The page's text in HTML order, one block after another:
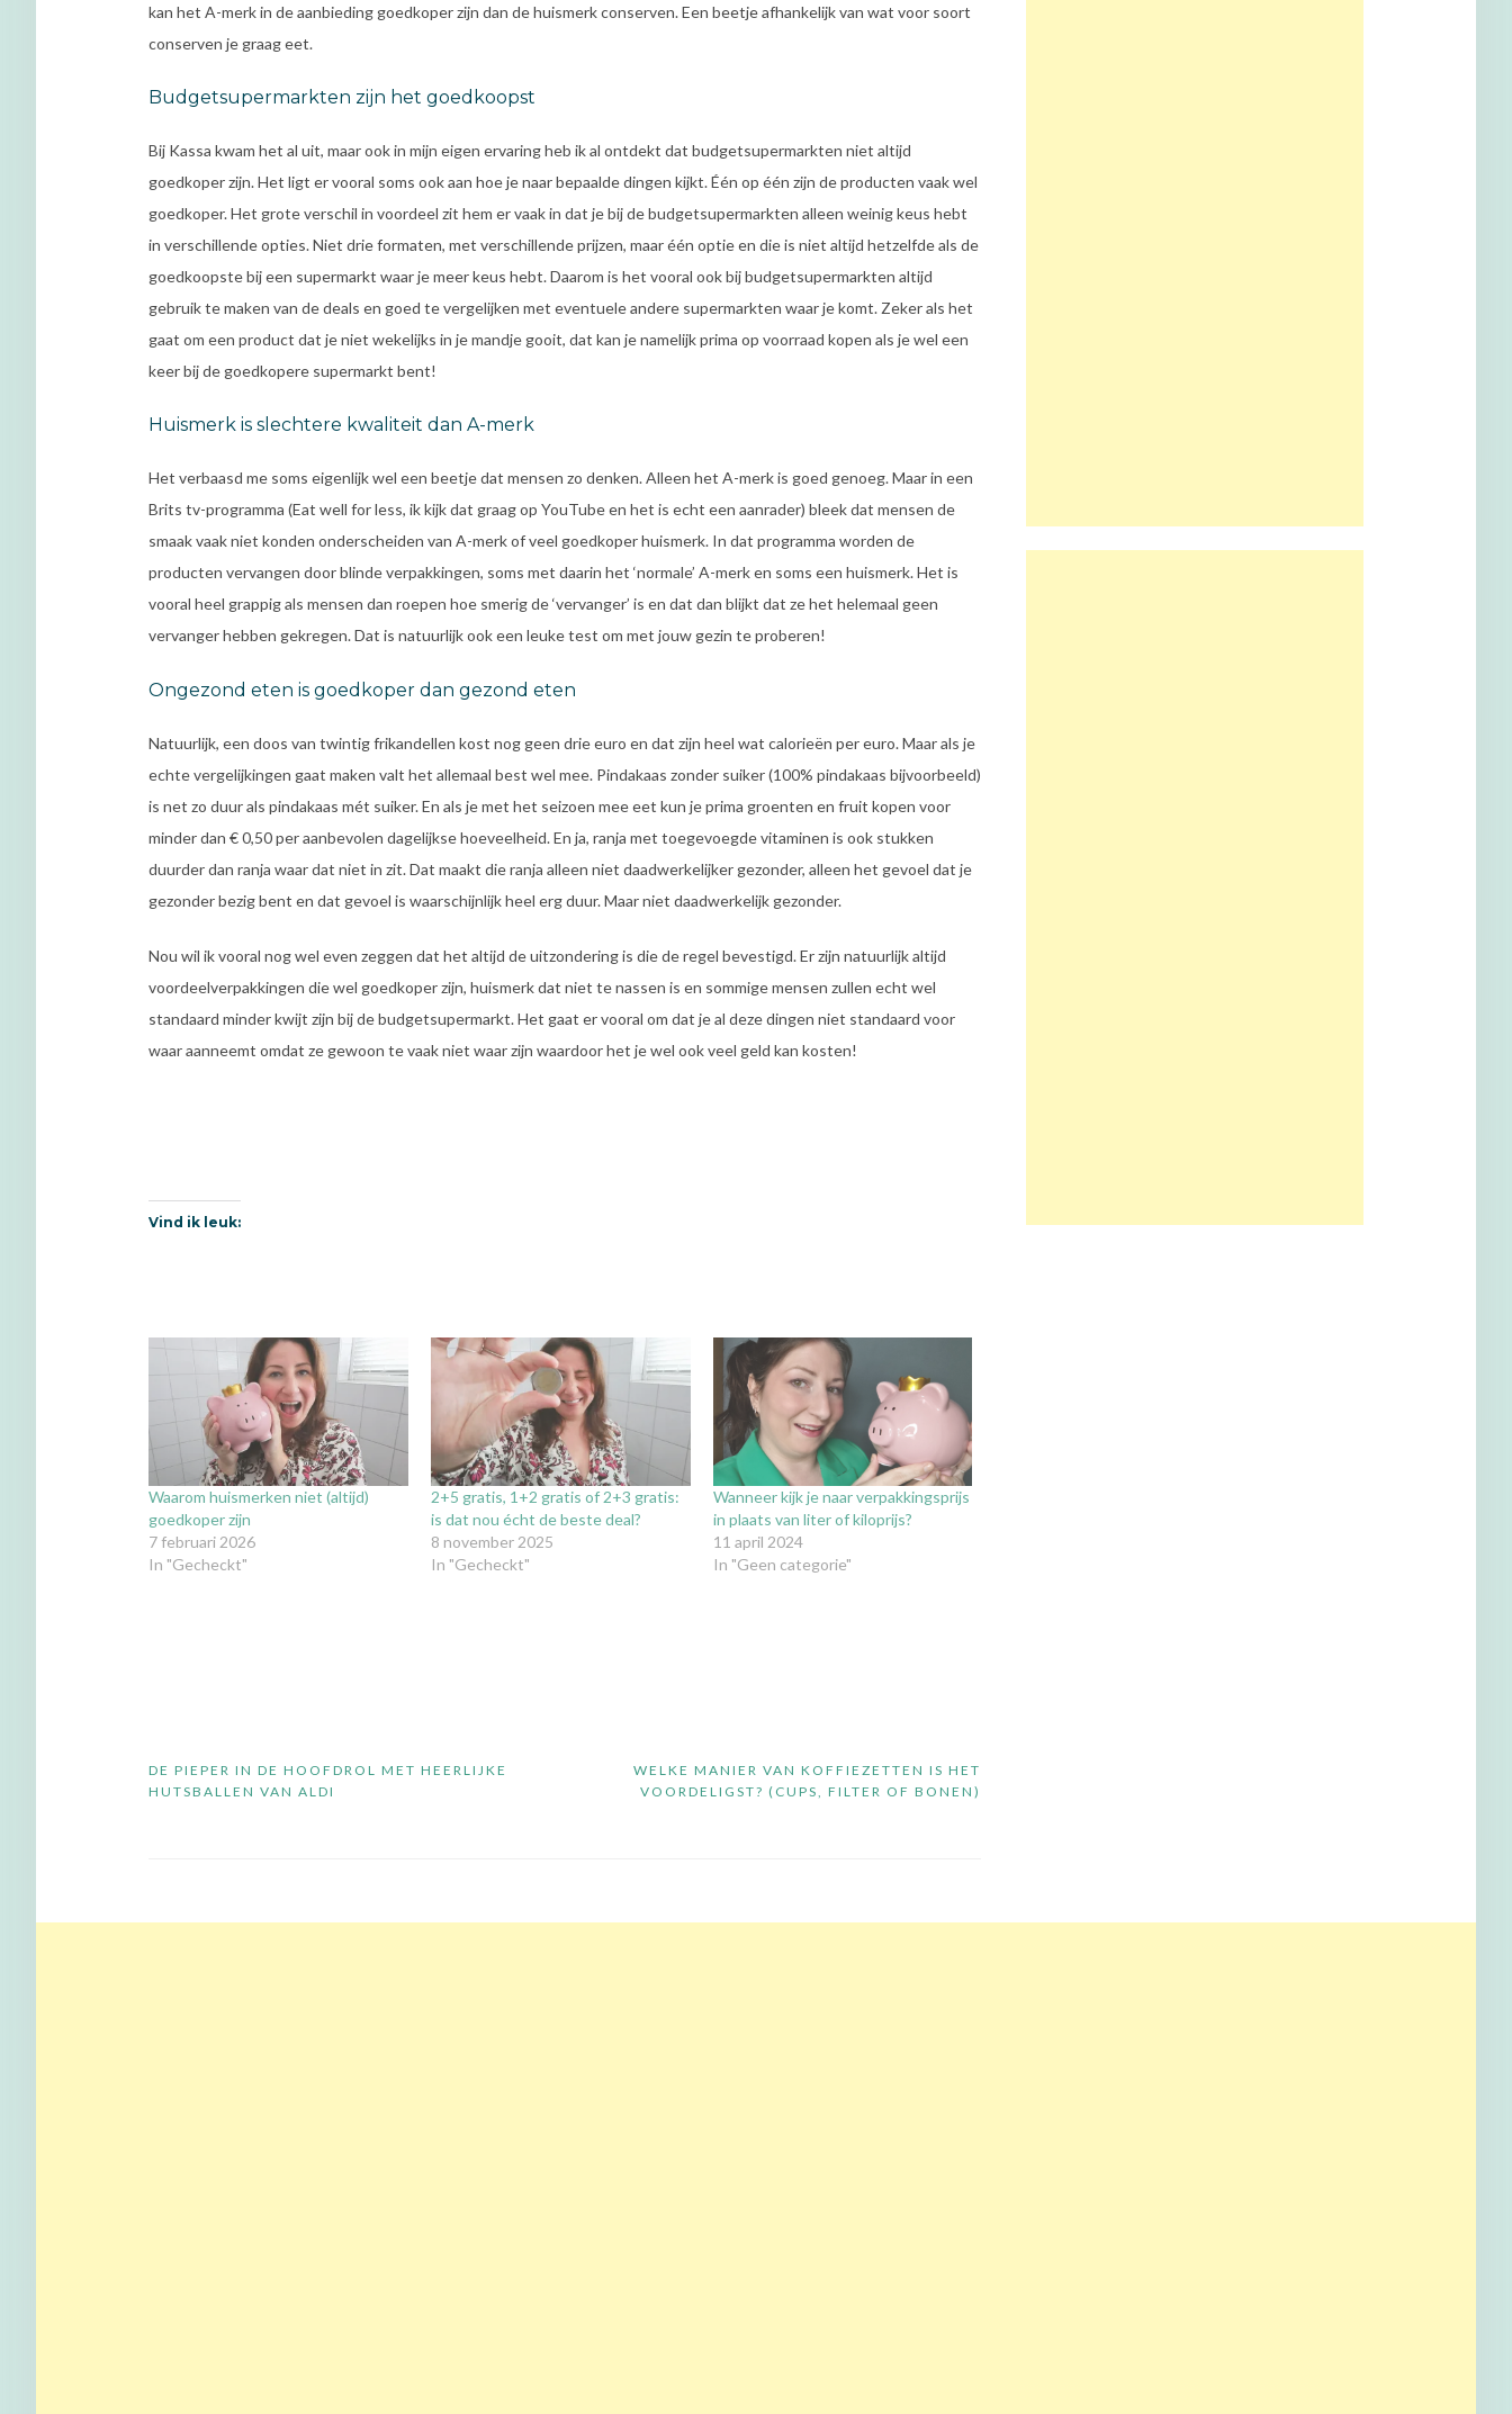
kan het A-merk in de aanbieding goedkoper zijn dan de huismerk conserven. Een beetje afhankelijk van wat voor soort
conserven je graag eet.
Budgetsupermarkten zijn het goedkoopst
Bij Kassa kwam het al uit, maar ook in mijn eigen ervaring heb ik al ontdekt dat budgetsupermarkten niet altijd
goedkoper zijn. Het ligt er vooral soms ook aan hoe je naar bepaalde dingen kijkt. Één op één zijn de producten vaak wel
goedkoper. Het grote verschil in voordeel zit hem er vaak in dat je bij de budgetsupermarkten alleen weinig keus hebt
in verschillende opties. Niet drie formaten, met verschillende prijzen, maar één optie en die is niet altijd hetzelfde als de
goedkoopste bij een supermarkt waar je meer keus hebt. Daarom is het vooral ook bij budgetsupermarkten altijd
gebruik te maken van de deals en goed te vergelijken met eventuele andere supermarkten waar je komt. Zeker als het
gaat om een product dat je niet wekelijks in je mandje gooit, dat kan je namelijk prima op voorraad kopen als je wel een
keer bij de goedkopere supermarkt bent!
Huismerk is slechtere kwaliteit dan A-merk
Het verbaasd me soms eigenlijk wel een beetje dat mensen zo denken. Alleen het A-merk is goed genoeg. Maar in een
Brits tv-programma (Eat well for less, ik kijk dat graag op YouTube en het is echt een aanrader) bleek dat mensen de
smaak vaak niet konden onderscheiden van A-merk of veel goedkoper huismerk. In dat programma worden de
producten vervangen door blinde verpakkingen, soms met daarin het ‘normale’ A-merk en soms een huismerk. Het is
vooral heel grappig als mensen dan roepen hoe smerig de ‘vervanger’ is en dat dan blijkt dat ze het helemaal geen
vervanger hebben gekregen. Dat is natuurlijk ook een leuke test om met jouw gezin te proberen!
Ongezond eten is goedkoper dan gezond eten
Natuurlijk, een doos van twintig frikandellen kost nog geen drie euro en dat zijn heel wat calorieën per euro. Maar als je
echte vergelijkingen gaat maken valt het allemaal best wel mee. Pindakaas zonder suiker (100% pindakaas bijvoorbeeld)
is net zo duur als pindakaas mét suiker. En als je met het seizoen mee eet kun je prima groenten en fruit kopen voor
minder dan € 0,50 per aanbevolen dagelijkse hoeveelheid. En ja, ranja met toegevoegde vitaminen is ook stukken
duurder dan ranja waar dat niet in zit. Dat maakt die ranja alleen niet daadwerkelijker gezonder, alleen het gevoel dat je
gezonder bezig bent en dat gevoel is waarschijnlijk heel erg duur. Maar niet daadwerkelijk gezonder.
Nou wil ik vooral nog wel even zeggen dat het altijd de uitzondering is die de regel bevestigd. Er zijn natuurlijk altijd
voordeelverpakkingen die wel goedkoper zijn, huismerk dat niet te nassen is en sommige mensen zullen echt wel
standaard minder kwijt zijn bij de budgetsupermarkt. Het gaat er vooral om dat je al deze dingen niet standaard voor
waar aanneemt omdat ze gewoon te vaak niet waar zijn waardoor het je wel ook veel geld kan kosten!
Vind ik leuk:
Waarom huismerken niet (altijd)
goedkoper zijn
7 februari 2026
In "Gecheckt"
2+5 gratis, 1+2 gratis of 2+3 gratis:
is dat nou écht de beste deal?
8 november 2025
In "Gecheckt"
Wanneer kijk je naar verpakkingsprijs
in plaats van liter of kiloprijs?
11 april 2024
In "Geen categorie"
navigatie
WELKE MANIER VAN KOFFIEZETTEN IS HET
VOORDELIGST? (CUPS, FILTER OF BONEN)
DE PIEPER IN DE HOOFDROL MET HEERLIJKE
HUTSBALLEN VAN ALDI